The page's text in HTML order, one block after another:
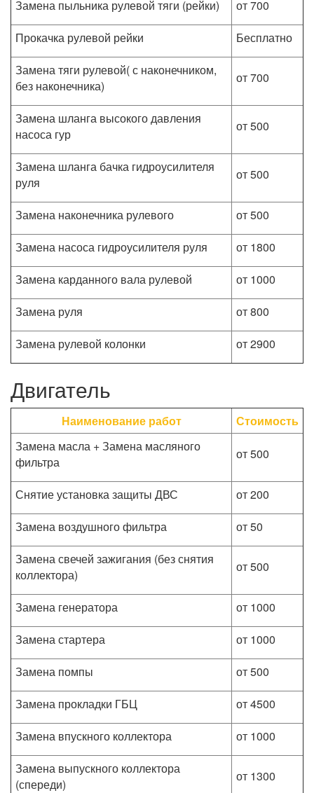
Замена пыльника рулевой тяги (рейки)
от 700
Прокачка рулевой рейки
Бесплатно
Замена тяги рулевой( с наконечником,
без наконечника)
от 700
Замена шланга высокого давления
насоса гур
от 500
Замена шланга бачка гидроусилителя
руля
от 500
Замена наконечника рулевого
от 500
Замена насоса гидроусилителя руля
от 1800
Замена карданного вала рулевой
от 1000
Замена руля
от 800
Замена рулевой колонки
от 2900
Двигатель
Наименование работ
Стоимость
Замена масла + Замена масляного
фильтра
от 500
Снятие установка защиты ДВС
от 200
Замена воздушного фильтра
от 50
Замена свечей зажигания (без снятия
коллектора)
от 500
Замена генератора
от 1000
Замена стартера
от 1000
Замена помпы
от 500
Замена прокладки ГБЦ
от 4500
Замена впускного коллектора
от 1000
Замена выпускного коллектора
(спереди)
от 1300